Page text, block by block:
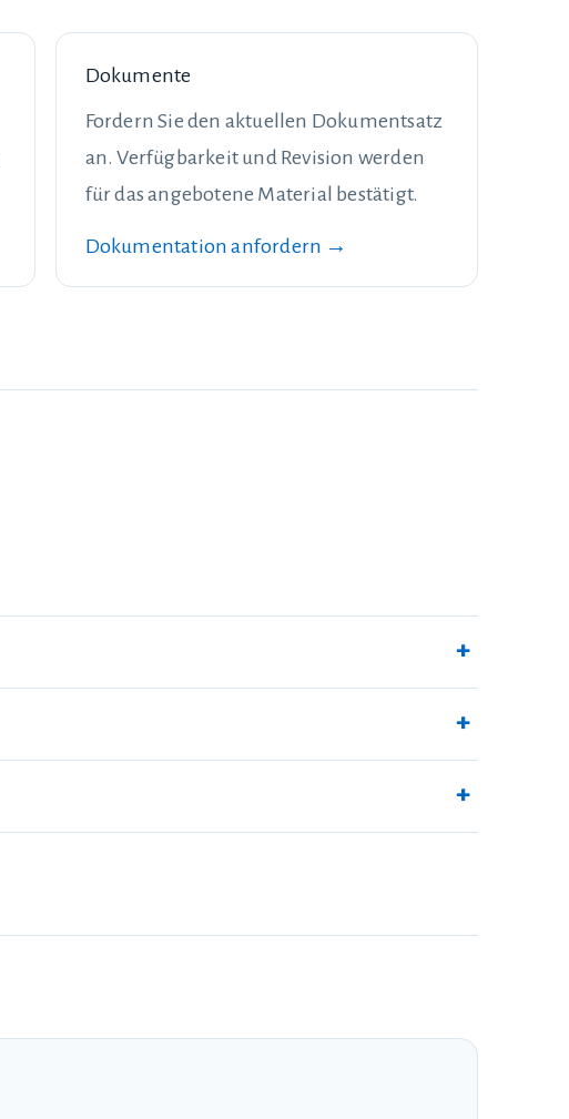
Dokumente
Fordern Sie den aktuellen Dokumentsatz
an. Verfügbarkeit und Revision werden
für das angebotene Material bestätigt.
Dokumentation anfordern →